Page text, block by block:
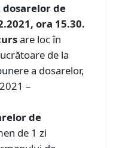
de
ora 15.30.
are loc în
de la
a dosarelor,
–
de
de 1 zi